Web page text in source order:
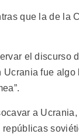
que la de la
el discurso
fue
a